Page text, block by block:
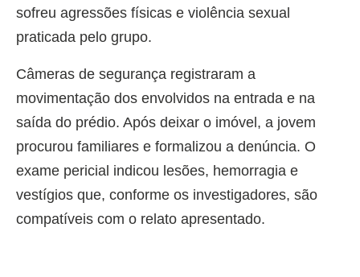
sofreu agressões físicas e violência sexual
praticada pelo grupo.
Câmeras de segurança registraram a
movimentação dos envolvidos na entrada e na
saída do prédio. Após deixar o imóvel, a jovem
procurou familiares e formalizou a denúncia. O
exame pericial indicou lesões, hemorragia e
vestígios que, conforme os investigadores, são
compatíveis com o relato apresentado.